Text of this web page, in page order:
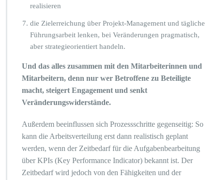
realisieren
die Zielerreichung über Projekt-Management und tägliche
Führungsarbeit lenken, bei Veränderungen pragmatisch,
aber strategieorientiert handeln.
Und das alles zusammen mit den Mitarbeiterinnen und
Mitarbeitern, denn nur wer Betroffene zu Beteiligte
macht, steigert Engagement und senkt
Veränderungswiderstände.
Außerdem beeinflussen sich Prozessschritte gegenseitig: So
kann die Arbeitsverteilung erst dann realistisch geplant
werden, wenn der Zeitbedarf für die Aufgabenbearbeitung
über KPIs (Key Performance Indicator) bekannt ist. Der
Zeitbedarf wird jedoch von den Fähigkeiten und der